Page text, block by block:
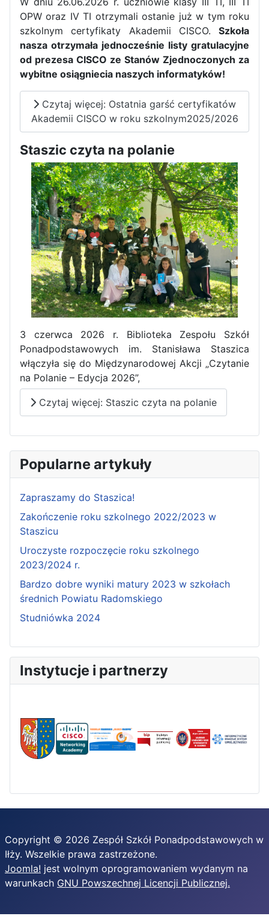
OPW oraz IV TI otrzymali ostanie już w tym roku
szkolnym certyfikaty Akademii CISCO. Szkoła
nasza otrzymała jednocześnie listy gratulacyjne
od prezesa CISCO ze Stanów Zjednoczonych za
wybitne osiągniecia naszych informatyków!
Czytaj więcej: Ostatnia garść certyfikatów
Akademii CISCO w roku szkolnym2025/2026
Staszic czyta na polanie
3 czerwca 2026 r. Biblioteka Zespołu Szkół
Ponadpodstawowych im. Stanisława Staszica
włączyła się do Międzynarodowej Akcji „Czytanie
na Polanie – Edycja 2026”,
Czytaj więcej: Staszic czyta na polanie
Popularne artykuły
Zapraszamy do Staszica!
Zakończenie roku szkolnego 2022/2023 w
Staszicu
Uroczyste rozpoczęcie roku szkolnego
2023/2024 r.
Bardzo dobre wyniki matury 2023 w szkołach
średnich Powiatu Radomskiego
Studniówka 2024
Instytucje i partnerzy
Copyright © 2026 Zespół Szkół Ponadpodstawowych w
Iłży. Wszelkie prawa zastrzeżone.
Joomla! jest wolnym oprogramowaniem wydanym na
warunkach GNU Powszechnej Licencji Publicznej.